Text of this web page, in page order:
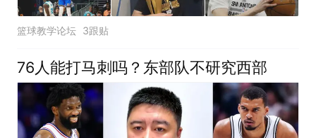
篮球教学论坛 3跟贴
76人能打马刺吗？东部队不研究西部